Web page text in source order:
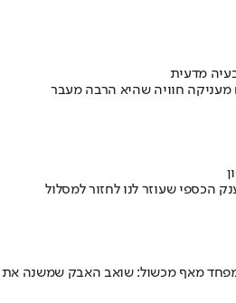
מדעית
חוויה שהיא הרבה מעבר
הכספי שעוזר לנו לחזור למסלול
מפחד מאף מכשול: שואב האבק שמשנה את